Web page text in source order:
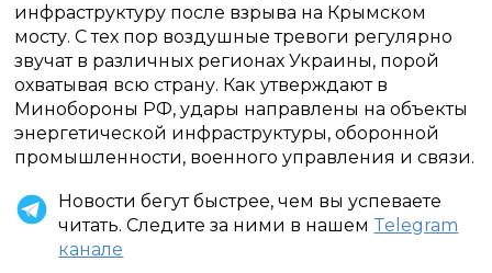
инфраструктуру после взрыва на Крымском
мосту. С тех пор воздушные тревоги регулярно
звучат в различных регионах Украины, порой
охватывая всю страну. Как утверждают в
Минобороны РФ, удары направлены на объекты
энергетической инфраструктуры, оборонной
промышленности, военного управления и связи.
Новости бегут быстрее, чем вы успеваете
читать. Следите за ними в нашем Telegram
канале